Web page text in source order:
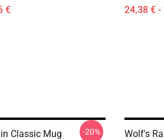
€ 24,38 € -
Classic Mug -20% Wolf's